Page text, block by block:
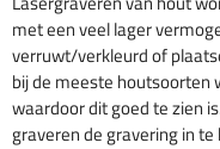
met een veel lager
verruwt/verkleurd of
bij de meeste houtsoorten
waardoor dit goed te zien
graveren de gravering in te